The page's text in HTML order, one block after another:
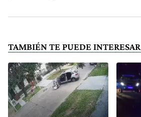
TAMBIÉN TE PUEDE INTERESAR